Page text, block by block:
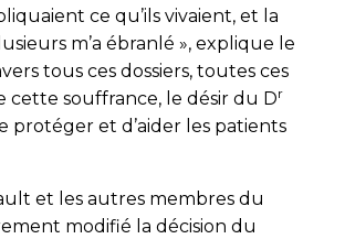
ce qu’ils vivaient, et la
m’a ébranlé », explique le
tous ces dossiers, toutes ces
cette souffrance, le désir du Dr
protéger et d’aider les patients
et les autres membres du
modifié la décision du